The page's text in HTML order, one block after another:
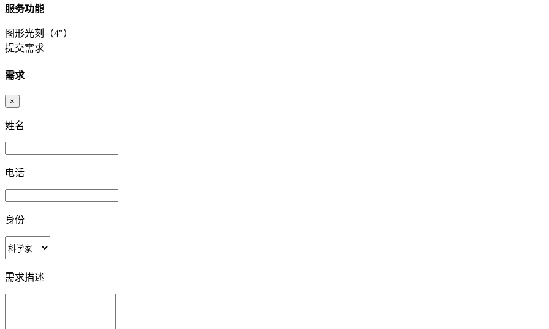
服务功能
图形光刻（4"）
提交需求
需求
×
姓名
电话
身份
需求描述